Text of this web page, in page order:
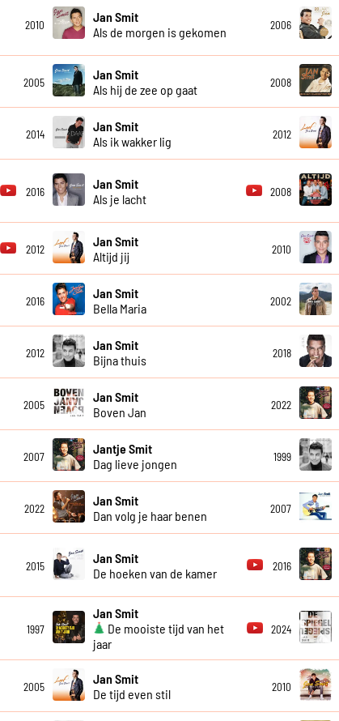
2010
Jan Smit
Als de morgen is gekomen
2006
2005
Jan Smit
Als hij de zee op gaat
2008
2014
Jan Smit
Als ik wakker lig
2012
2016
Jan Smit
Als je lacht
2008
2012
Jan Smit
Altijd jij
2010
2016
Jan Smit
Bella Maria
2002
2012
Jan Smit
Bijna thuis
2018
2005
Jan Smit
Boven Jan
2022
2007
Jantje Smit
Dag lieve jongen
1999
2022
Jan Smit
Dan volg je haar benen
2007
2015
Jan Smit
De hoeken van de kamer
2016
1997
Jan Smit
De mooiste tijd van het
jaar
2024
2005
Jan Smit
De tijd even stil
2010